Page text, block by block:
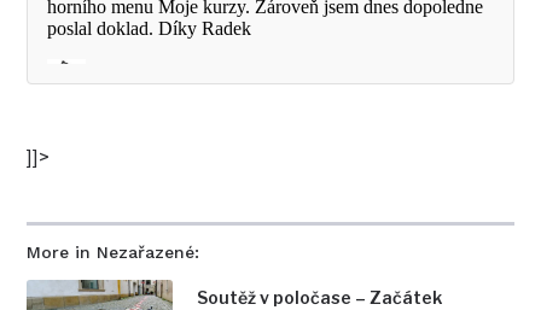
More in Nezařazené:
Soutěž v poločase – Začátek
]]>